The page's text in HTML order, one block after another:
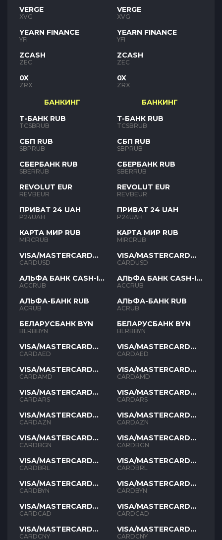
VERGE
XVG
YEARN FINANCE
YFI
ZCASH
ZEC
0X
ZRX
БАНКИНГ
Т-БАНК RUB
TCSBRUB
СБП RUB
SBPRUB
СБЕРБАНК RUB
SBERRUB
REVOLUT EUR
REVBEUR
ПРИВАТ 24 UAH
P24UAH
КАРТА МИР RUB
MIRCRUB
VISA/MASTERCARD
USD
CARDUSD
АЛЬФА БАНК CASH-IN
RUB
ACCRUB
АЛЬФА-БАНК RUB
ACRUB
БЕЛАРУСБАНК BYN
BLRBBYN
VISA/MASTERCARD
AED
CARDAED
VISA/MASTERCARD
AMD
CARDAMD
VISA/MASTERCARD
ARS
CARDARS
VISA/MASTERCARD
AZN
CARDAZN
VISA/MASTERCARD
BGN
CARDBGN
VISA/MASTERCARD
BRL
CARDBRL
VISA/MASTERCARD
BYN
CARDBYN
VISA/MASTERCARD
CAD
CARDCAD
VISA/MASTERCARD
CNY
CARDCNY
VERGE
XVG
YEARN FINANCE
YFI
ZCASH
ZEC
0X
ZRX
БАНКИНГ
Т-БАНК RUB
TCSBRUB
СБП RUB
SBPRUB
СБЕРБАНК RUB
SBERRUB
REVOLUT EUR
REVBEUR
ПРИВАТ 24 UAH
P24UAH
КАРТА МИР RUB
MIRCRUB
VISA/MASTERCARD
USD
CARDUSD
АЛЬФА БАНК CASH-IN
RUB
ACCRUB
АЛЬФА-БАНК RUB
ACRUB
БЕЛАРУСБАНК BYN
BLRBBYN
VISA/MASTERCARD
AED
CARDAED
VISA/MASTERCARD
AMD
CARDAMD
VISA/MASTERCARD
ARS
CARDARS
VISA/MASTERCARD
AZN
CARDAZN
VISA/MASTERCARD
BGN
CARDBGN
VISA/MASTERCARD
BRL
CARDBRL
VISA/MASTERCARD
BYN
CARDBYN
VISA/MASTERCARD
CAD
CARDCAD
VISA/MASTERCARD
CNY
CARDCNY